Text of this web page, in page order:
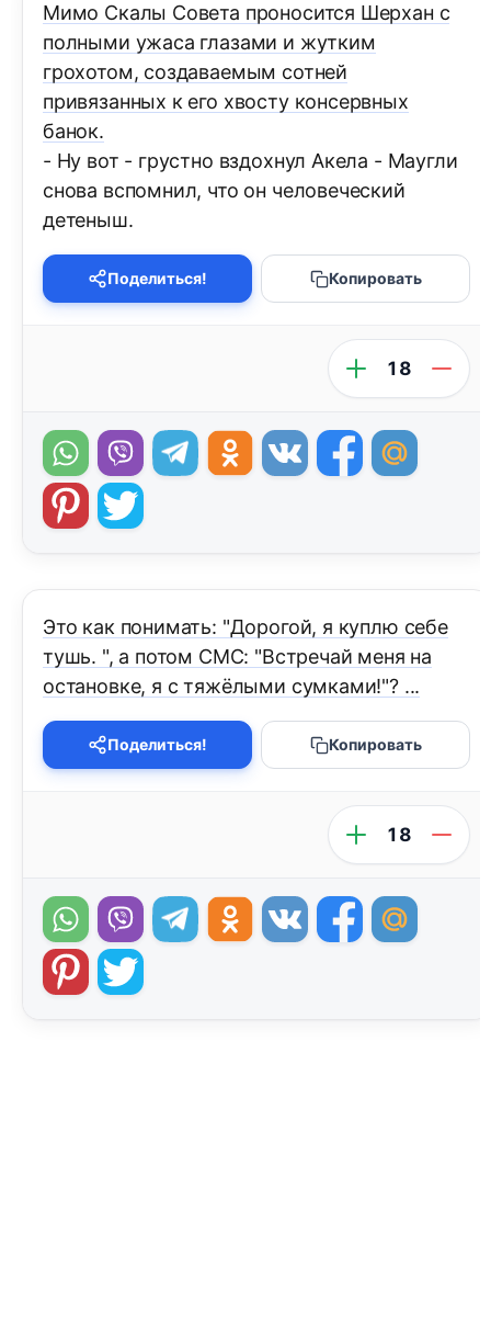
Мимо Скалы Совета проносится Шерхан с
полными ужаса глазами и жутким
грохотом, создаваемым сотней
привязанных к его хвосту консервных
банок.
- Ну вот - грустно вздохнул Акела - Маугли
снова вспомнил, что он человеческий
детеныш.
Поделиться! Копировать
18
Это как понимать: "Дорогой, я куплю себе
тушь. ", а потом СМС: "Встречай меня на
остановке, я с тяжёлыми сумками!"? ...
Поделиться! Копировать
18